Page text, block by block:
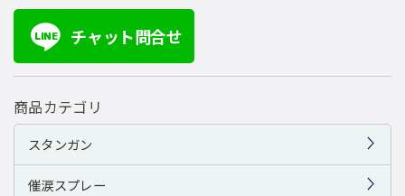
LINE チャット問合せ
商品カテゴリ
スタンガン
催涙スプレー